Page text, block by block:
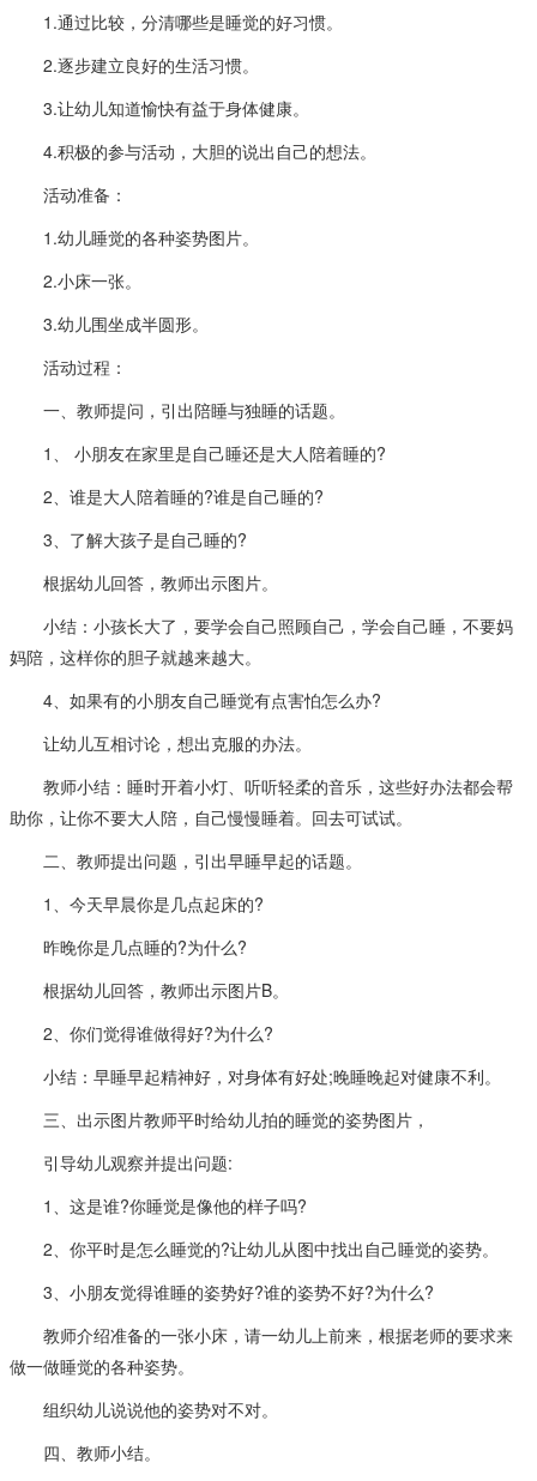
1.通过比较，分清哪些是睡觉的好习惯。
2.逐步建立良好的生活习惯。
3.让幼儿知道愉快有益于身体健康。
4.积极的参与活动，大胆的说出自己的想法。
活动准备：
1.幼儿睡觉的各种姿势图片。
2.小床一张。
3.幼儿围坐成半圆形。
活动过程：
一、教师提问，引出陪睡与独睡的话题。
1、 小朋友在家里是自己睡还是大人陪着睡的?
2、谁是大人陪着睡的?谁是自己睡的?
3、了解大孩子是自己睡的?
根据幼儿回答，教师出示图片。
小结：小孩长大了，要学会自己照顾自己，学会自己睡，不要妈
妈陪，这样你的胆子就越来越大。
4、如果有的小朋友自己睡觉有点害怕怎么办?
让幼儿互相讨论，想出克服的办法。
教师小结：睡时开着小灯、听听轻柔的音乐，这些好办法都会帮
助你，让你不要大人陪，自己慢慢睡着。回去可试试。
二、教师提出问题，引出早睡早起的话题。
1、今天早晨你是几点起床的?
昨晚你是几点睡的?为什么?
根据幼儿回答，教师出示图片B。
2、你们觉得谁做得好?为什么?
小结：早睡早起精神好，对身体有好处;晚睡晚起对健康不利。
三、出示图片教师平时给幼儿拍的睡觉的姿势图片，
引导幼儿观察并提出问题:
1、这是谁?你睡觉是像他的样子吗?
2、你平时是怎么睡觉的?让幼儿从图中找出自己睡觉的姿势。
3、小朋友觉得谁睡的姿势好?谁的姿势不好?为什么?
教师介绍准备的一张小床，请一幼儿上前来，根据老师的要求来
做一做睡觉的各种姿势。
组织幼儿说说他的姿势对不对。
四、教师小结。